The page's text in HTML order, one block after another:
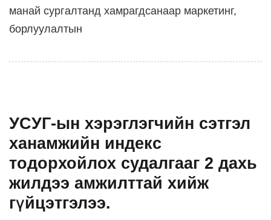
манай сургалтанд хамрагдсанаар маркетинг,
борлуулалтын
УСУГ-ын хэрэглэгчийн сэтгэл
ханамжийн индекс
тодорхойлох судалгааг 2 дахь
жилдээ амжилттай хийж
гүйцэтгэлээ.